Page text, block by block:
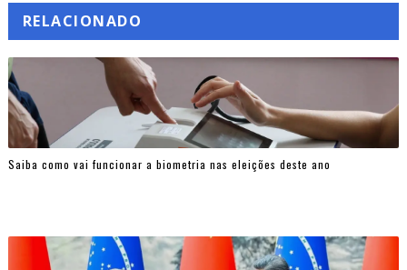
RELACIONADO
Saiba como vai funcionar a biometria nas eleições deste ano